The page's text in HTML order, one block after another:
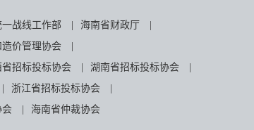
战线工作部 海南省财政厅
价管理协会
省招标投标协会 湖南省招标投标协会
浙江省招标投标协会
会 海南省仲裁协会